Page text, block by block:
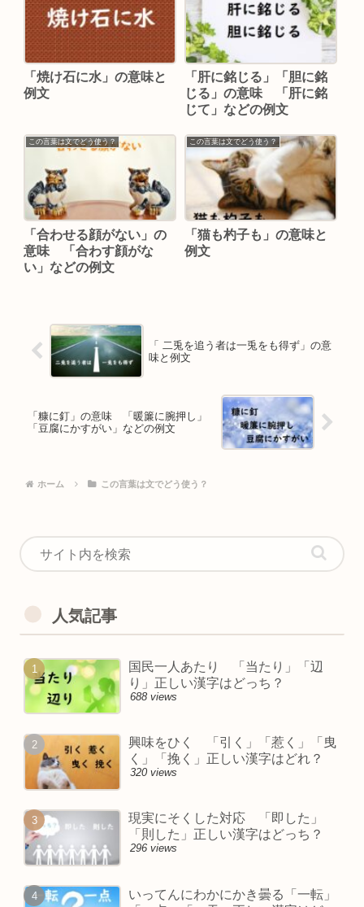
「焼け石に水」の意味と
例文
「肝に銘じる」「胆に銘
じる」の意味 「肝に銘
じて」などの例文
この言葉は文でどう使う？
「合わせる顔がない」の
意味 「合わす顔がな
い」などの例文
この言葉は文でどう使う？
「猫も杓子も」の意味と
例文
「 二兎を追う者は一兎をも得ず」の意
味と例文
「糠に釘」の意味 「暖簾に腕押し」
「豆腐にかすがい」などの例文
ホーム この言葉は文でどう使う？
人気記事
国民一人あたり 「当たり」「辺
り」正しい漢字はどっち？
688 views
興味をひく 「引く」「惹く」「曳
く」「挽く」正しい漢字はどれ？
320 views
現実にそくした対応 「即した」
「則した」正しい漢字はどっち？
296 views
いってんにわかにかき曇る「一転」